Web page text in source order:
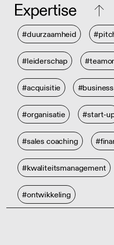
Expertise
#duurzaamheid
#leiderschap
#acquisitie
#organisatie #start-
#sales coaching
#kwaliteitsmanagement
#ontwikkeling